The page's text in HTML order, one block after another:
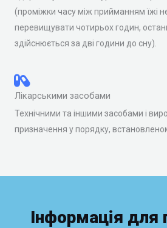
(проміжки часу між прийманням їжі
перевищувати чотирьох годин,
здійснюється за дві години до сну).
Лікарськими засобами
Технічними та іншими засобами і
призначення у порядку,
Інформація для